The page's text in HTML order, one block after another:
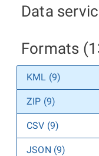
Data
Formats
KML (9)
ZIP (9)
CSV (9)
JSON (9)